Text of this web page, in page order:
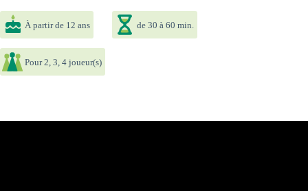
À partir de 12 ans de 30 à 60 min.
Pour 2, 3, 4 joueur(s)